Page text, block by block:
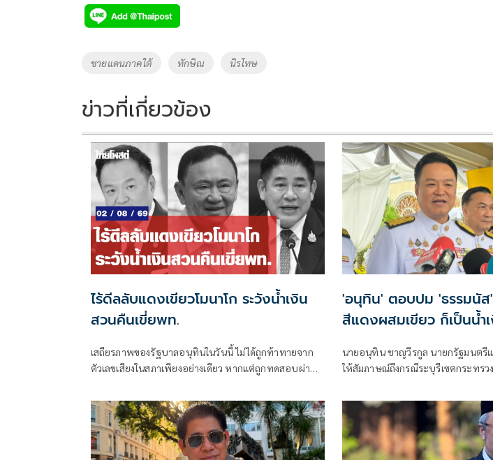
e
b
o
k
tt
er
p
y
Li
k
Tags
ชายแดนภาคใต้ ทักษิณ นิรโทษ
ข่าวที่เกี่ยวข้อง
ไร้ดีลลับแดงเขียวโมนาโก ระวังน้ำเงิน
สวนคืนเขี่ยพท.
เสถียรภาพของรัฐบาลอนุทินในวันนี้ ไม่ได้ถูกท้าทายจาก
ตัวเลขเสียงในสภาเพียงอย่างเดียว หากแต่ถูกทดสอบผ่าน
แตกแยกภายในเครือข่ายอำนาจของพรรคภูมิใจไทย
'อนุทิน' ตอบปม 'ธรรมนัส
สีแดงผสมเขียว ก็เป็นน้ำ
นายอนุทิน ชาญวีรกูล นายกรัฐมนตรี
ให้สัมภาษณ์ถึงกรณีระบุรีเซตกระทรว